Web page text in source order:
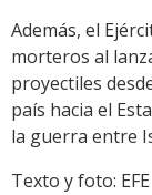
Además, el
morteros al
proyectiles
país hacia el
la guerra entre
Texto y foto: EFE